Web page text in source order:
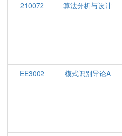
210072
算法分析与设计
EE3002
模式识别导论A